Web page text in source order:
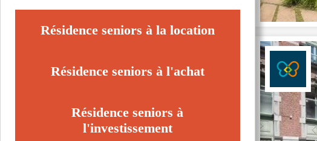
Résidence seniors à la location
Résidence seniors à l'achat
Résidence seniors à
l'investissement